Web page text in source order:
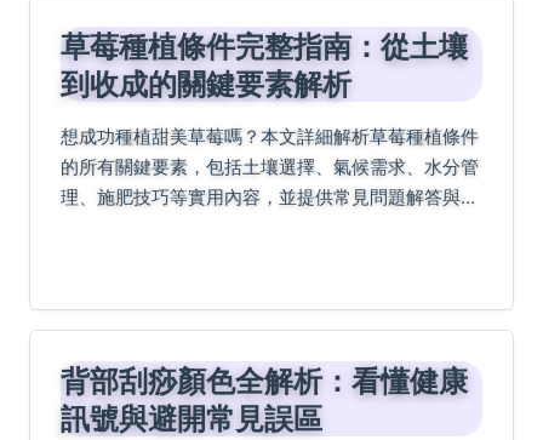
草莓種植條件完整指南：從土壤
到收成的關鍵要素解析
想成功種植甜美草莓嗎？本文詳細解析草莓種植條件
的所有關鍵要素，包括土壤選擇、氣候需求、水分管
理、施肥技巧等實用內容，並提供常見問題解答與權
背部刮痧顏色全解析：看懂健康
訊號與避開常見誤區